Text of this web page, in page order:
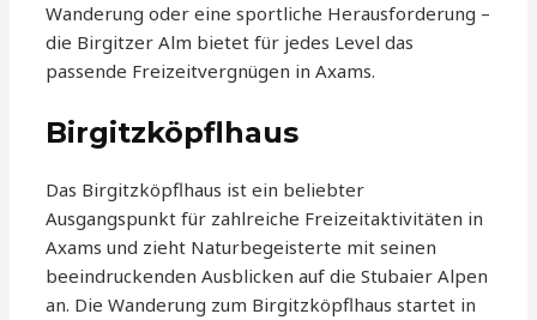
Wanderung oder eine sportliche Herausforderung –
die Birgitzer Alm bietet für jedes Level das
passende Freizeitvergnügen in Axams.
Birgitzköpflhaus
Das Birgitzköpflhaus ist ein beliebter
Ausgangspunkt für zahlreiche Freizeitaktivitäten in
Axams und zieht Naturbegeisterte mit seinen
beeindruckenden Ausblicken auf die Stubaier Alpen
an. Die Wanderung zum Birgitzköpflhaus startet in